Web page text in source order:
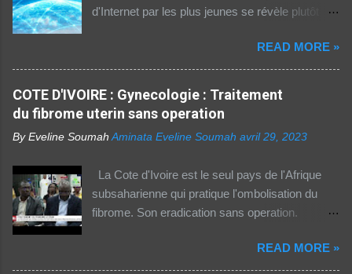
d'Internet par les plus jeunes se révèle plutôt
http://boutic.evemoney.1tpe.fr Un tiers (33%) de
la population dans la région Afrique (hors Etats
arabes du continent) utilise Internet, selon le
rapport 2021 de l'Union internationale des
télécommunications (UIT) sur la connectivité
numérique dans le monde. Si entre 2019 et
dans cette partie du monde, cette dernière est
celle où l'accès au web reste difficile –
notamment pour les femmes et les personnes
coûteux. Cinq faits pour appréhender le fossé
READ MORE »
COTE D'IVOIRE : Gynecologie : Traitement
du fibrome uterin sans operation
By Eveline Soumah Aminata Eveline Soumah avril 29, 2023
La Cote d'Ivoire est le seul pays de l'Afrique
subsaharienne qui pratique l'ombolisation du
fibrome. Son eradication sans operation.
d'Ivoire. Elle a gueri pres de 300 femmes.
Suivez ceci. - 1TPE.com - Votre boutique de
READ MORE »